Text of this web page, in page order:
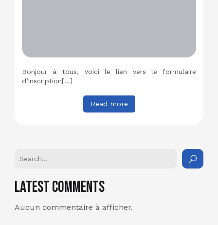
Latest Comments
Aucun commentaire à afficher.
Bonjour à tous, Voici le lien vers le formulaire
d’inscription[…]
Read more